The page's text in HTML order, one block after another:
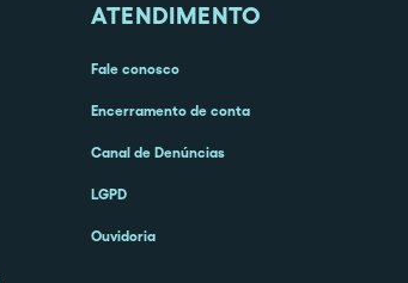
ATENDIMENTO
Fale conosco
Encerramento de conta
Canal de Denúncias
LGPD
Ouvidoria